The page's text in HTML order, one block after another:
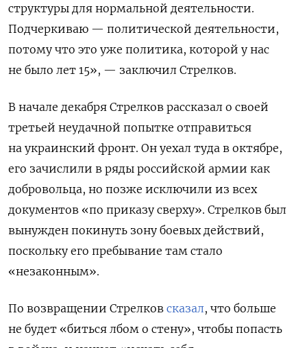
структуры для нормальной деятельности.
Подчеркиваю — политической деятельности,
потому что это уже политика, которой у нас
не было лет 15», — заключил Стрелков.
В начале декабря Стрелков рассказал о своей
третьей неудачной попытке отправиться
на украинский фронт. Он уехал туда в октябре,
его зачислили в ряды российской армии как
добровольца, но позже исключили из всех
документов «по приказу сверху». Стрелков был
вынужден покинуть зону боевых действий,
поскольку его пребывание там стало
«незаконным».
По возвращении Стрелков сказал, что больше
не будет «биться лбом о стену», чтобы попасть